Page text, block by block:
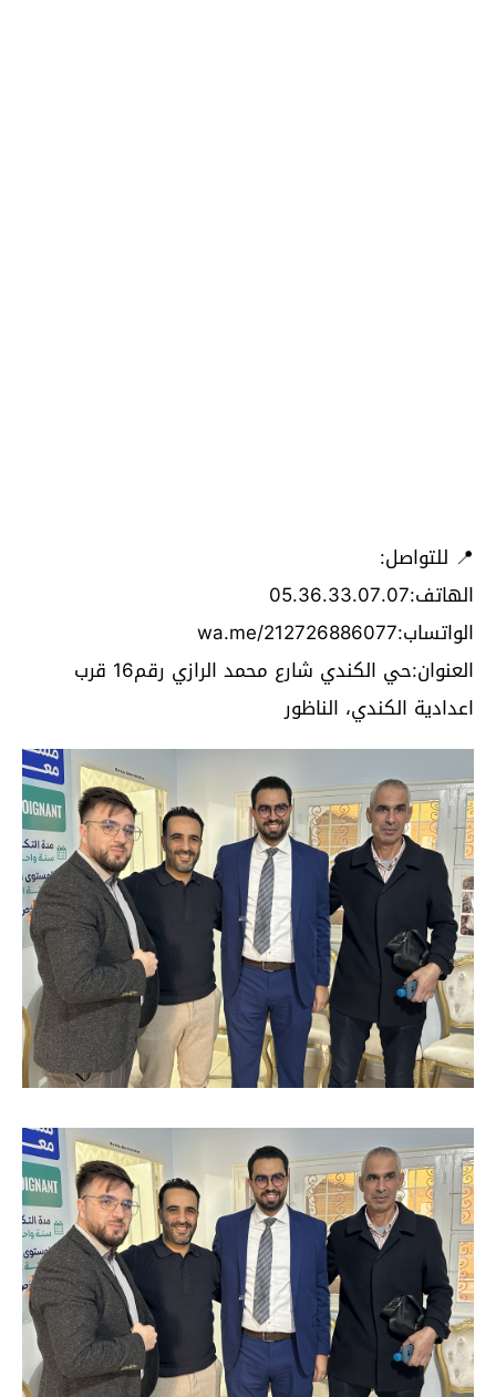
📍 للتواصل:
الهاتف:05.36.33.07.07
الواتساب:wa.me/212726886077
العنوان:حي الكندي شارع محمد الرازي رقم16 قرب
اعدادية الكندي، الناظور